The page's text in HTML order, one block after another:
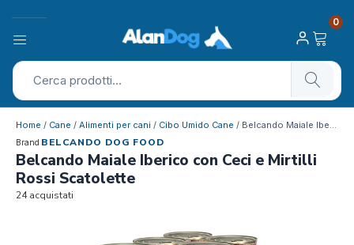
0
Home / Cane / Alimenti per cani / Cibo Umido Cane / Belcando Maiale Iberico con Ceci e Mi…
Brand BELCANDO DOG FOOD
Belcando Maiale Iberico con Ceci e Mirtilli
Rossi Scatolette
24 acquistati